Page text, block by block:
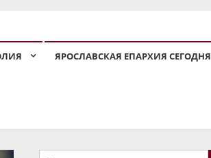
ЯРОСЛАВСКАЯ ЕПАРХИЯ СЕГОДНЯ